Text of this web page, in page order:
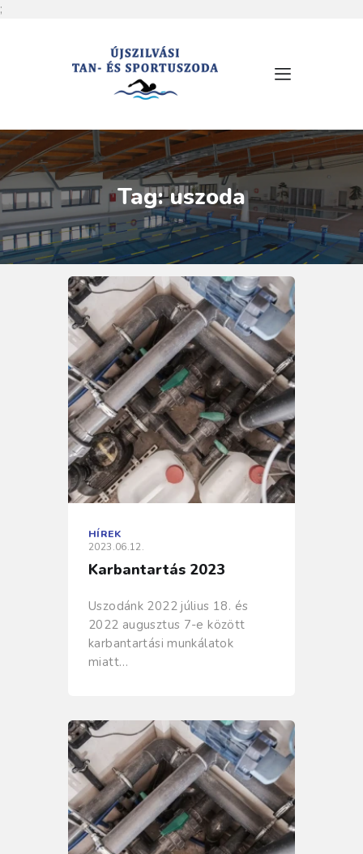
;
Tag: uszoda
NYITVATARTÁS
SZOLGÁLTATÁSOK
ÁRLISTA
MEDENCÉINK
HÍREK
ESEMÉNYEK
KAPCSOLAT
HÍREK
2023.06.12.
Karbantartás 2023
Uszodánk 2022 július 18. és
2022 augusztus 7-e között
karbantartási munkálatok
miatt…